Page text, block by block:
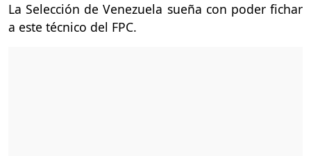
La Selección de Venezuela sueña con poder fichar
a este técnico del FPC.